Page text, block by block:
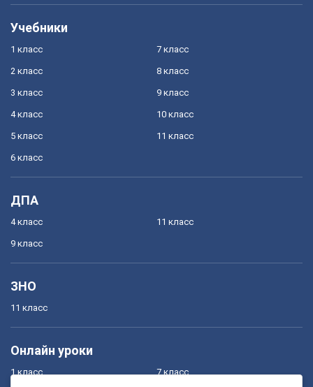
Учебники
1 класс
2 класс
3 класс
4 класс
5 класс
6 класс
7 класс
8 класс
9 класс
10 класс
11 класс
ДПА
4 класс
9 класс
11 класс
ЗНО
11 класс
Онлайн уроки
1 класс 7 класс